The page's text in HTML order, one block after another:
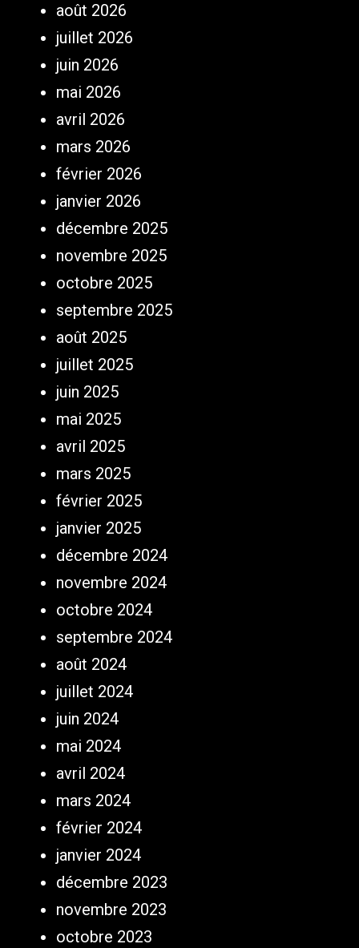
août 2026
juillet 2026
juin 2026
mai 2026
avril 2026
mars 2026
février 2026
janvier 2026
décembre 2025
novembre 2025
octobre 2025
septembre 2025
août 2025
juillet 2025
juin 2025
mai 2025
avril 2025
mars 2025
février 2025
janvier 2025
décembre 2024
novembre 2024
octobre 2024
septembre 2024
août 2024
juillet 2024
juin 2024
mai 2024
avril 2024
mars 2024
février 2024
janvier 2024
décembre 2023
novembre 2023
octobre 2023